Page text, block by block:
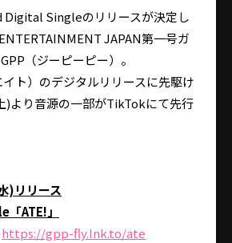
Digital Singleのリリースが決定し
JAPAN第一号ガ
（ジーピーピー）。
ト）のデジタルリリースに先駆け
)より音源の一部がTikTokにて先行
)リリース
ATE!」
https://gpp-fly.lnk.to/ate